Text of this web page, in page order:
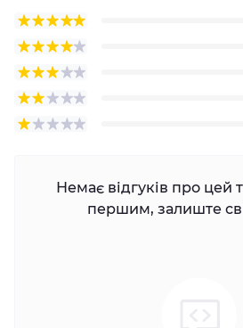
Немає відгуків про цей
першим, залиште